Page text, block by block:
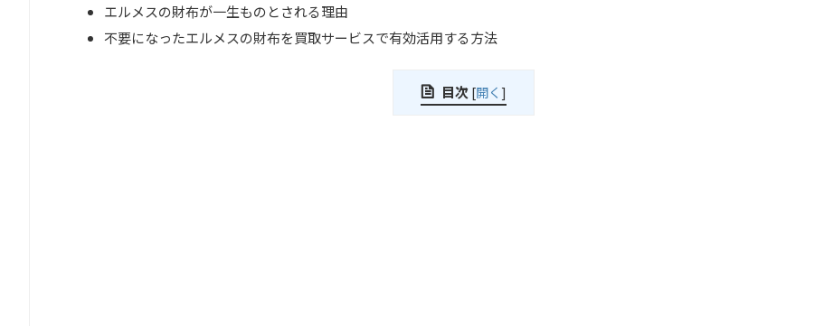
エルメスの財布が一生ものとされる理由
不要になったエルメスの財布を買取サービスで有効活用する方法
目次 [開く ]